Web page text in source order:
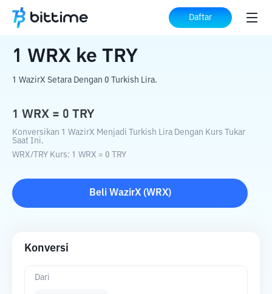
Daftar
Beranda Konverter Kripto ke TRY
1 WRX ke TRY
1 WazirX Setara Dengan 0 Turkish Lira.
1 WRX = 0 TRY
Konversikan 1 WazirX Menjadi Turkish Lira Dengan Kurs Tukar
Saat Ini.
WRX/ TRY Kurs: 1 WRX = 0 TRY
Beli WazirX(WRX)
Konversi
Dari